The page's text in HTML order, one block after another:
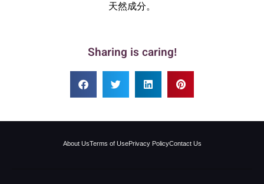
天然成分。
Sharing is caring!
About UsTerms of UsePrivacy PolicyContact Us